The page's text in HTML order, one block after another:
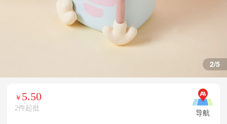
3/5
￥ 5.50
2件起批 导航